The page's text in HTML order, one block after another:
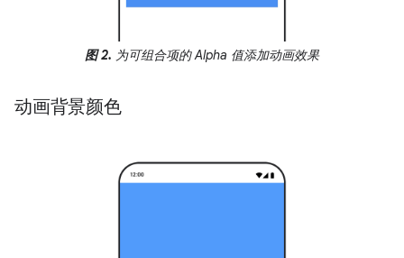
图 2. 为可组合项的 Alpha 值添加动画效果
动画背景颜色